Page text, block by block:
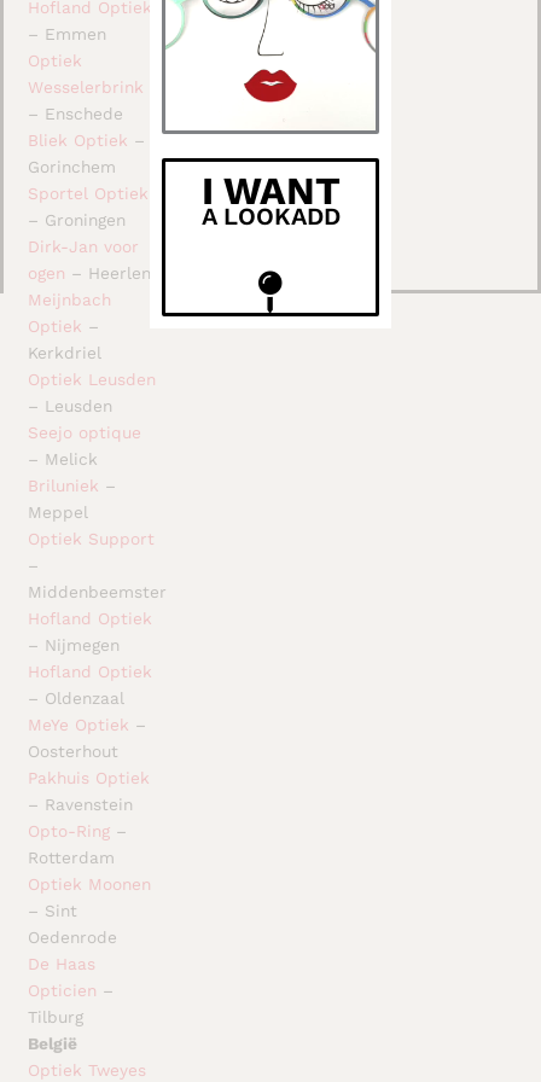
Hofland Optiek
– Emmen
Optiek
Wesselerbrink
– Enschede
Bliek Optiek –
Gorinchem
Sportel Optiek
– Groningen
Dirk-Jan voor
ogen – Heerlen
Meijnbach
Optiek –
Kerkdriel
Optiek Leusden
– Leusden
Seejo optique
– Melick
Briluniek –
Meppel
Optiek Support
–
Middenbeemster
Hofland Optiek
– Nijmegen
Hofland Optiek
– Oldenzaal
MeYe Optiek –
Oosterhout
Pakhuis Optiek
– Ravenstein
Opto-Ring –
Rotterdam
Optiek Moonen
– Sint
Oedenrode
De Haas
Opticien –
Tilburg
België
Optiek Tweyes
I WANT
A LOOKADD